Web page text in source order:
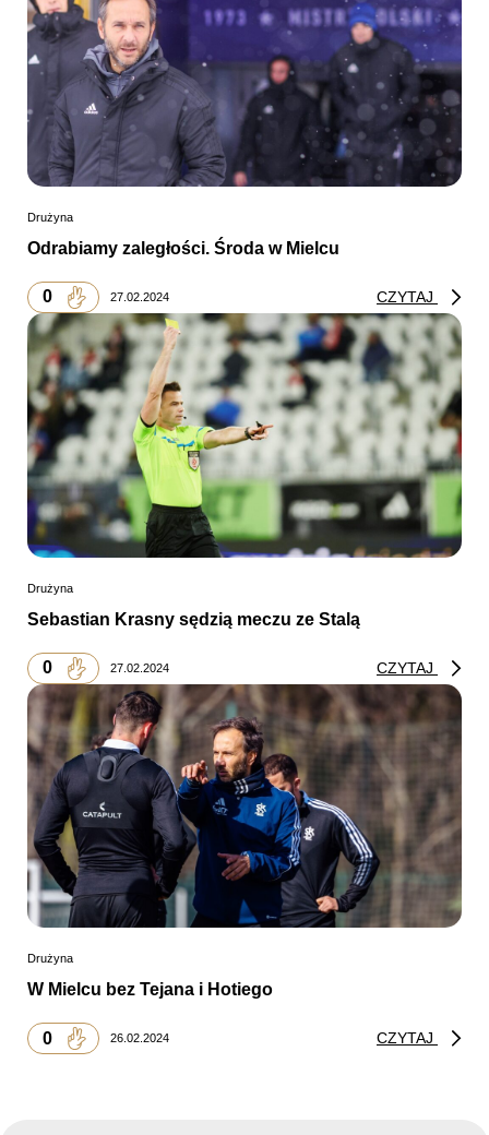
Drużyna
Odrabiamy zaległości. Środa w Mielcu
0 27.02.2024 CZYTAJ
Drużyna
Sebastian Krasny sędzią meczu ze Stalą
0 27.02.2024 CZYTAJ
Drużyna
W Mielcu bez Tejana i Hotiego
0 26.02.2024 CZYTAJ